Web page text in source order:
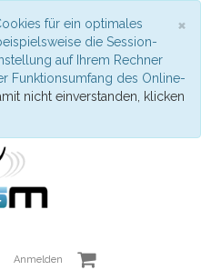
×
für ein optimales
die Session-
auf Ihrem Rechner
Funktionsumfang des Online-
nicht einverstanden, klicken
Anmelden